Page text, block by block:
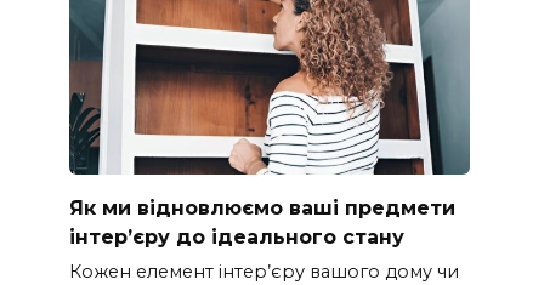
Як ми відновлюємо ваші предмети
інтер’єру до ідеального стану
Кожен елемент інтер’єру вашого дому чи